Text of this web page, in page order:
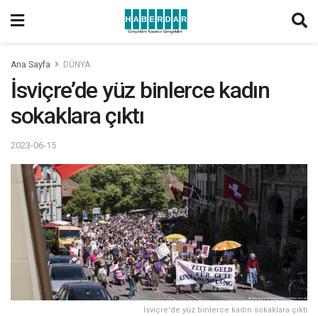
Ana Sayfa DÜNYA
İsviçre’de yüz binlerce kadın
sokaklara çıktı
2023-06-15
İsviçre'de yüz binlerce kadın sokaklara çıktı